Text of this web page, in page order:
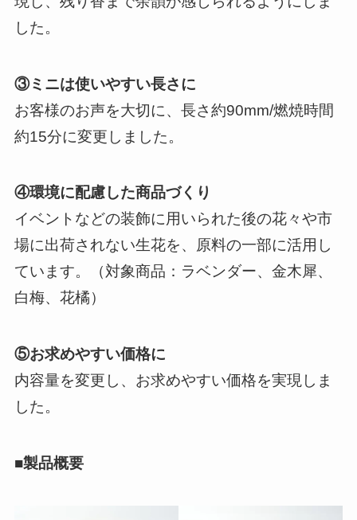
した。
③ミニは使いやすい長さに
お客様のお声を大切に、長さ約90mm/燃焼時間
約15分に変更しました。
④環境に配慮した商品づくり
イベントなどの装飾に用いられた後の花々や市
場に出荷されない生花を、原料の一部に活用し
ています。（対象商品：ラベンダー、金木犀、
白梅、花橘）
⑤お求めやすい価格に
内容量を変更し、お求めやすい価格を実現しま
した。
■製品概要